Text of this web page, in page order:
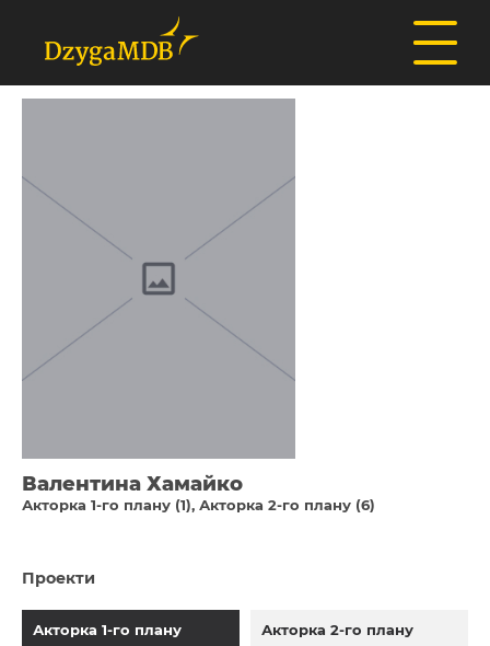
Валентина Хамайко
Акторка 1-го плану (1) Акторка 2-го плану (6)
Проекти
Акторка 1-го плану Акторка 2-го плану